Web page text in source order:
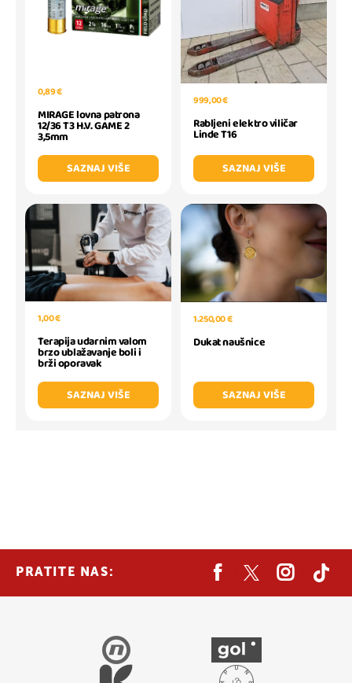
0,89 €
MIRAGE lovna patrona
12/36 T3 H.V. GAME 2
3,5mm
SAZNAJ VIŠE
999,00 €
Rabljeni elektro viličar
Linde T16
SAZNAJ VIŠE
1,00 €
Terapija udarnim valom
brzo ublažavanje boli i
brži oporavak
SAZNAJ VIŠE
1.250,00 €
Dukat naušnice
SAZNAJ VIŠE
PRATITE NAS: